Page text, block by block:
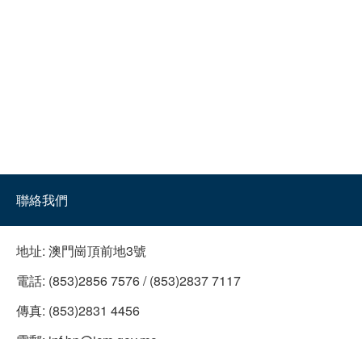
聯絡我們
地址: 澳門崗頂前地3號
電話: (853)2856 7576 / (853)2837 7117
傳真: (853)2831 4456